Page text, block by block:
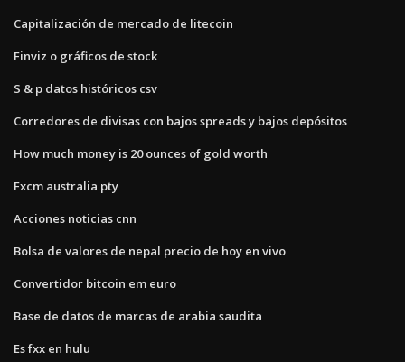
Capitalización de mercado de litecoin
Finviz o gráficos de stock
S & p datos históricos csv
Corredores de divisas con bajos spreads y bajos depósitos
How much money is 20 ounces of gold worth
Fxcm australia pty
Acciones noticias cnn
Bolsa de valores de nepal precio de hoy en vivo
Convertidor bitcoin em euro
Base de datos de marcas de arabia saudita
Es fxx en hulu